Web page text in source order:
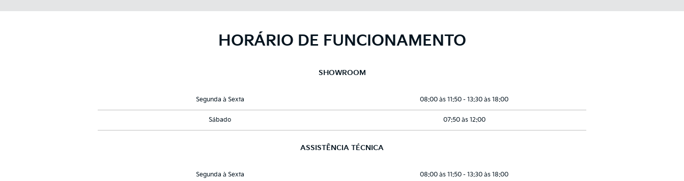
HORÁRIO DE FUNCIONAMENTO
SHOWROOM
Segunda à Sexta 08:00 às 11:50 - 13:30 às 18:00
Sábado 07:50 às 12:00
ASSISTÊNCIA TÉCNICA
Segunda à Sexta 08:00 às 11:50 - 13:30 às 18:00